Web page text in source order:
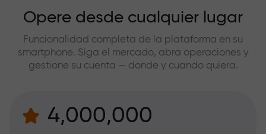
Opere desde cualquier lugar
Funcionalidad completa de la plataforma en su
smartphone. Siga el mercado, abra operaciones y
gestione su cuenta — donde y cuando quiera.
4,000,000